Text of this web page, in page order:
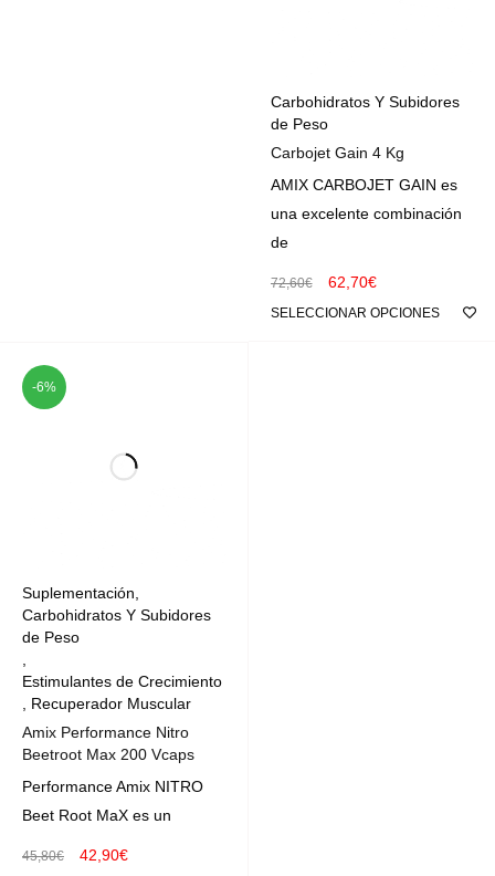
Carbohidratos Y Subidores
de Peso
Carbojet Gain 4 Kg
AMIX CARBOJET GAIN es
una excelente combinación
de
72,60€ 62,70€
SELECCIONAR OPCIONES
-6%
Suplementación
Carbohidratos Y Subidores
de Peso
Estimulantes de Crecimiento
Recuperador Muscular
Amix Performance Nitro
Beetroot Max 200 Vcaps
Performance Amix NITRO
Beet Root MaX es un
45,80€ 42,90€